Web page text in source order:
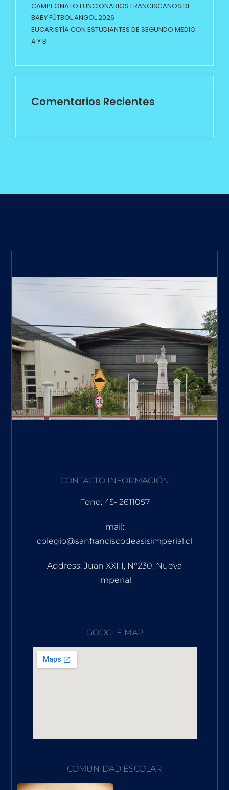
CAMPEONATO FUNCIONARIOS FRANCISCANOS DE
BABY FÚTBOL ANGOL 2026
EUCARISTÍA CON ESTUDIANTES DE SEGUNDO MEDIO
A Y B
Comentarios Recientes
CONTACTO INFORMACIÓN
Fono: 45- 2611057
mail:
colegio@sanfranciscodeasisimperial.cl
Address: Juan XXIII, N°230, Nueva
Imperial
GOOGLE MAP
COMUNIDAD ESCOLAR